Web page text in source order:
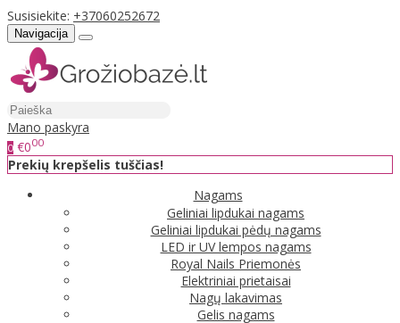
Susisiekite: +37060252672
Navigacija
Mano paskyra
0 €000
Prekių krepšelis tuščias!
Nagams
Geliniai lipdukai nagams
Geliniai lipdukai pėdų nagams
LED ir UV lempos nagams
Royal Nails Priemonės
Elektriniai prietaisai
Nagų lakavimas
Gelis nagams